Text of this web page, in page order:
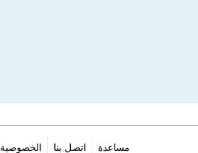
مساعدة اتصل بنا الخصوصية